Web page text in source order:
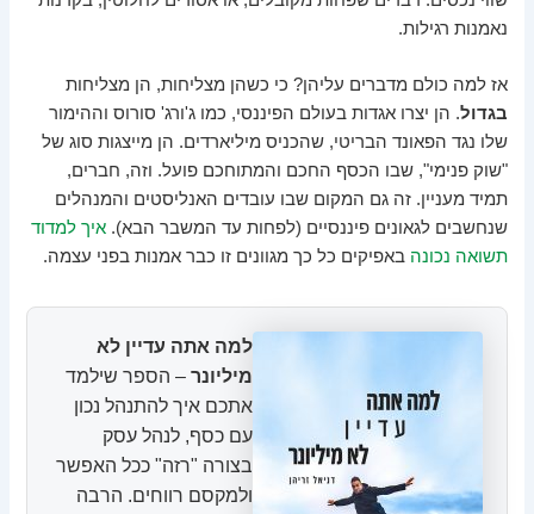
נאמנות רגילות.
אז למה כולם מדברים עליהן? כי כשהן מצליחות, הן מצליחות
בגדול. הן יצרו אגדות בעולם הפיננסי, כמו ג'ורג' סורוס וההימור
שלו נגד הפאונד הבריטי, שהכניס מיליארדים. הן מייצגות סוג של
"שוק פנימי", שבו הכסף החכם והמתוחכם פועל. וזה, חברים,
תמיד מעניין. זה גם המקום שבו עובדים האנליסטים והמנהלים
שנחשבים לגאונים פיננסיים (לפחות עד המשבר הבא).איך למדוד
תשואה נכונה באפיקים כל כך מגוונים זו כבר אמנות בפני עצמה.
למה אתה עדיין לא
מיליונר – הספר שילמד
אתכם איך להתנהל נכון
עם כסף, לנהל עסק
בצורה "רזה" ככל האפשר
ולמקסם רווחים. הרבה